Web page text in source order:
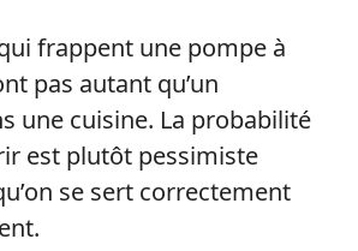
frappent une pompe à
pas autant qu’un
une cuisine. La probabilité
est plutôt pessimiste
se sert correctement